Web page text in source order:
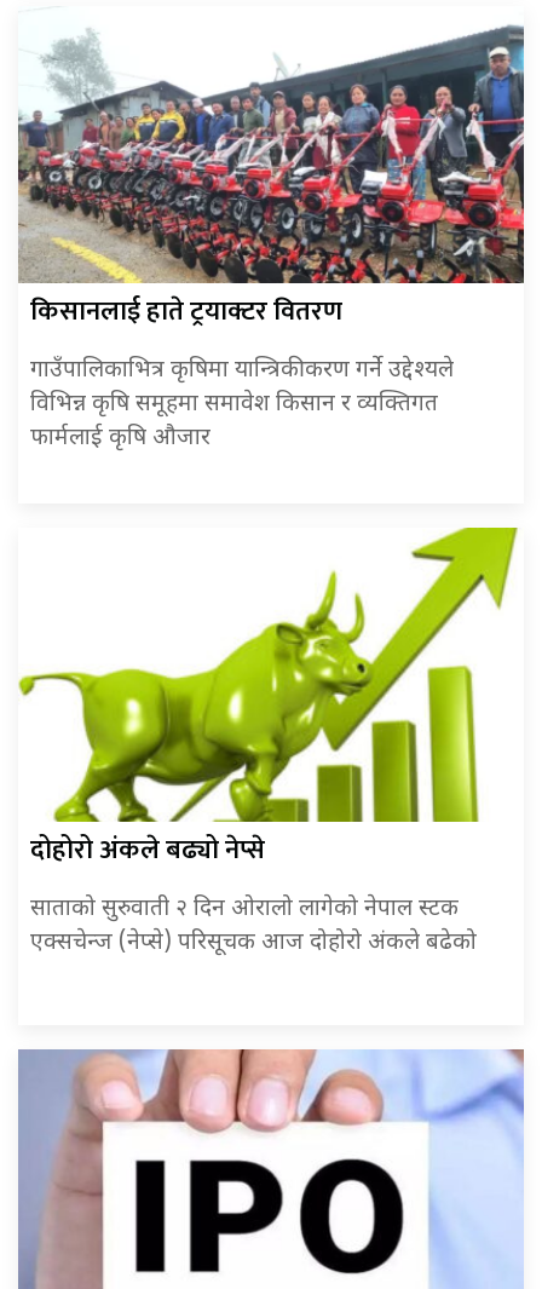
किसानलाई हाते ट्रयाक्टर वितरण
गाउँपालिकाभित्र कृषिमा यान्त्रिकीकरण गर्ने उद्देश्यले
विभिन्न कृषि समूहमा समावेश किसान र व्यक्तिगत
फार्मलाई कृषि औजार
दोहोरो अंकले बढ्यो नेप्से
साताको सुरुवाती २ दिन ओरालो लागेको नेपाल स्टक
एक्सचेन्ज (नेप्से) परिसूचक आज दोहोरो अंकले बढेको